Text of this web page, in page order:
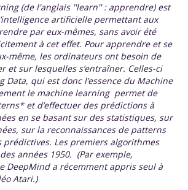
(de l'anglais ''learn'' : apprendre) est
artificielle permettant aux
par eux-mêmes, sans avoir été
à cet effet. Pour apprendre et se
même, les ordinateurs ont besoin de
et sur lesquelles s’entraîner. Celles-ci
Data, qui est donc l’essence du Machine
le machine learning permet de
et d’effectuer des prédictions à
en se basant sur des statistiques, sur
sur la reconnaissances de patterns
prédictives. Les premiers algorithmes
années 1950. (Par exemple,
DeepMind a récemment appris seul à
Atari.)